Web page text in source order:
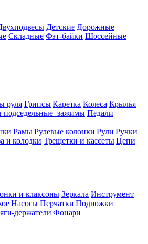
Детские Дорожные
Складные Фэт-байки Шоссейные
руля Грипсы Каретка Колеса Крылья
подседельные+зажимы Педали
Рамы Рулевые колонки Рули Ручки
и колодки Трещетки и кассеты Цепи
и клаксоны Зеркала Инструмент
Насосы Перчатки Подножки
держатели Фонари